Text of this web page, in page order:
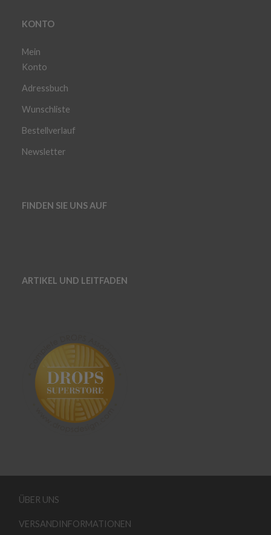
KONTO
Mein
Konto
Adressbuch
Wunschliste
Bestellverlauf
Newsletter
FINDEN SIE UNS AUF
ARTIKEL UND LEITFADEN
ÜBER UNS
VERSANDINFORMATIONEN